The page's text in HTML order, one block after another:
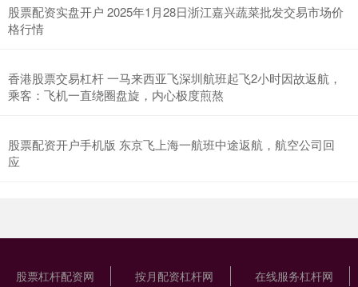
股票配资实盘开户 2025年1月28日浙江嘉兴蔬菜批发交易市场价
格行情
香港股票交易杠杆 一马来西亚飞深圳航班起飞2小时因故返航，
乘客：飞机一直绕圈盘旋，内心极度煎熬
股票配资开户手机版 东京飞上海一航班中途返航，航空公司回
应
股票杠杆配资网 按月配资杠杆网 在线服务杠杆网